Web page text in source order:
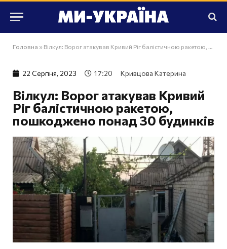
Головна » Вілкул: Ворог атакував Кривий Ріг балістичною ракетою, пошкоджено понад 30 будинків
22 Серпня, 2023 17:20 Кривцова Катерина
Вілкул: Ворог атакував Кривий
Ріг балістичною ракетою,
пошкоджено понад 30 будинків